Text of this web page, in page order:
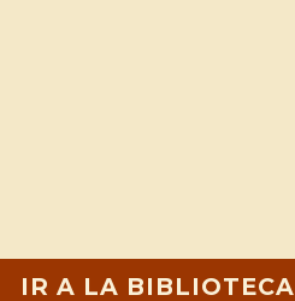
IR A LA BIBLIOTECA